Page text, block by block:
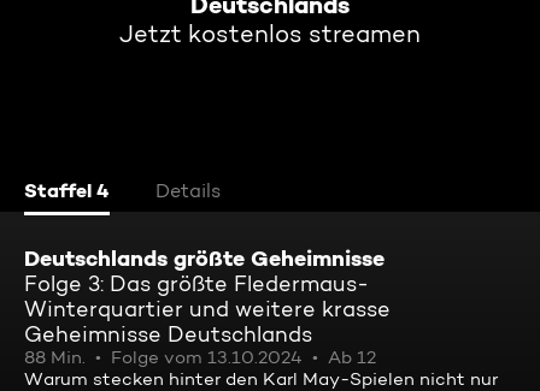
Jetzt kostenlos streamen
Staffel 4 Details
Deutschlands größte Geheimnisse
Folge 3: Das größte Fledermaus-
Winterquartier und weitere krasse
Geheimnisse Deutschlands
88 Min. Folge vom 13.10.2024
Ab 12
Warum stecken hinter den Karl May-Spielen nicht nur